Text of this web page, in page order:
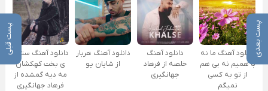
پست بعدی پست قبلی
دانلود آهنگ ما نه
با همیم نه بی هم
از تو به کسی
نمیگم
دانلود آهنگ
خلصه از فرهاد
جهانگیری
دانلود آهنگ هربار
از شایان یو
دانلود آهنگ ستاره
ی بخت کهکشان
مه دیه گمشده از
فرهاد جهانگیری